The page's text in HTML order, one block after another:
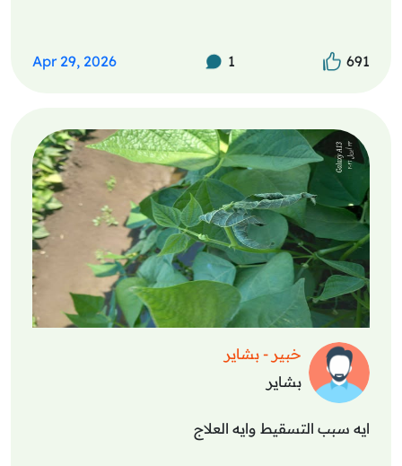
691
1
Apr 29, 2026
خبير - بشاير
بشاير
ايه سبب التسقيط وايه العلاج